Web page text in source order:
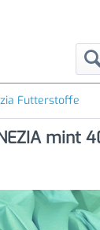
Futterstoffe
mint